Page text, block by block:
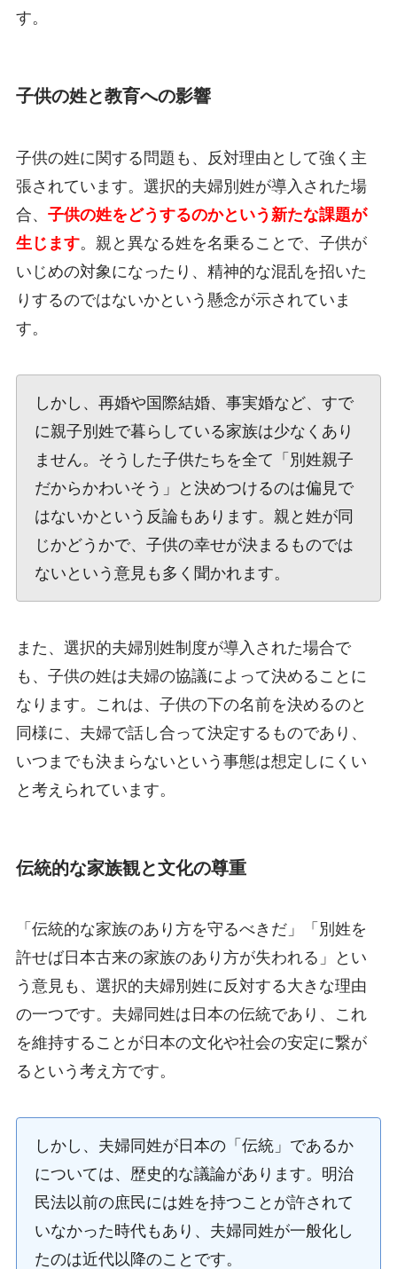
す。
子供の姓と教育への影響
子供の姓に関する問題も、反対理由として強く主
張されています。選択的夫婦別姓が導入された場
合、 子供の姓をどうするのかという新たな課題が
生じます。親と異なる姓を名乗ることで、子供が
いじめの対象になったり、精神的な混乱を招いた
りするのではないかという懸念が示されていま
す。
しかし、再婚や国際結婚、事実婚など、すで
に親子別姓で暮らしている家族は少なくあり
ません。そうした子供たちを全て「別姓親子
だからかわいそう」と決めつけるのは偏見で
はないかという反論もあります。親と姓が同
じかどうかで、子供の幸せが決まるものでは
ないという意見も多く聞かれます。
また、選択的夫婦別姓制度が導入された場合で
も、子供の姓は夫婦の協議によって決めることに
なります。これは、子供の下の名前を決めるのと
同様に、夫婦で話し合って決定するものであり、
いつまでも決まらないという事態は想定しにくい
と考えられています。
伝統的な家族観と文化の尊重
「伝統的な家族のあり方を守るべきだ」「別姓を
許せば日本古来の家族のあり方が失われる」とい
う意見も、選択的夫婦別姓に反対する大きな理由
の一つです。夫婦同姓は日本の伝統であり、これ
を維持することが日本の文化や社会の安定に繋が
るという考え方です。
しかし、夫婦同姓が日本の「伝統」であるか
については、歴史的な議論があります。明治
民法以前の庶民には姓を持つことが許されて
いなかった時代もあり、夫婦同姓が一般化し
たのは近代以降のことです。